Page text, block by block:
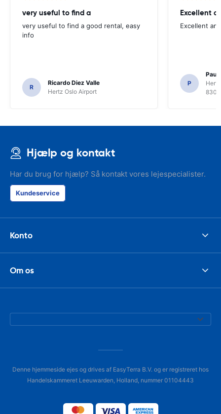
very useful to find a
very useful to find a good rental, easy
info
R
Ricardo Diez Valle
Hertz Oslo Airport
Excellent
Excellent
P
Paul
8300
Hjælp og kontakt
Har du brug for hjælp? Så kontakt vores lejespecialister.
Kundeservice
Konto
Om os
Denne hjemmeside ejes og drives af EasyTerra B.V. og er registreret hos
Handelskammeret Leeuwarden, Holland, nummer 01104443